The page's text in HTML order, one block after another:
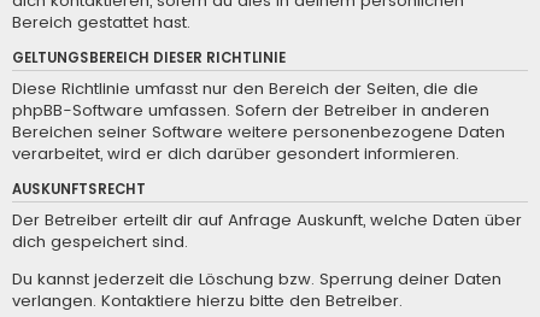
Bereich gestattet hast.
GELTUNGSBEREICH DIESER RICHTLINIE
Diese Richtlinie umfasst nur den Bereich der Seiten, die die
phpBB-Software umfassen. Sofern der Betreiber in anderen
Bereichen seiner Software weitere personenbezogene Daten
verarbeitet, wird er dich darüber gesondert informieren.
AUSKUNFTSRECHT
Der Betreiber erteilt dir auf Anfrage Auskunft, welche Daten über
dich gespeichert sind.
Du kannst jederzeit die Löschung bzw. Sperrung deiner Daten
verlangen. Kontaktiere hierzu bitte den Betreiber.